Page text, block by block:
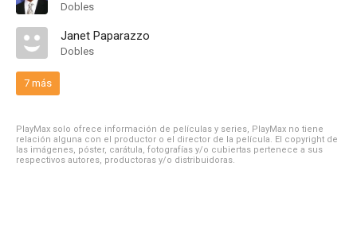
Dobles
Janet Paparazzo
Dobles
7 más
PlayMax solo ofrece información de películas y series, PlayMax no tiene
relación alguna con el productor o el director de la película. El copyright de
las imágenes, póster, carátula, fotografías y/o cubiertas pertenece a sus
respectivos autores, productoras y/o distribuidoras.